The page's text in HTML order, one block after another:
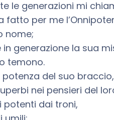
le generazioni mi
fatto per me
nome;
in generazione la sua
temono.
del suo braccio,
nei pensieri del
potenti dai troni,